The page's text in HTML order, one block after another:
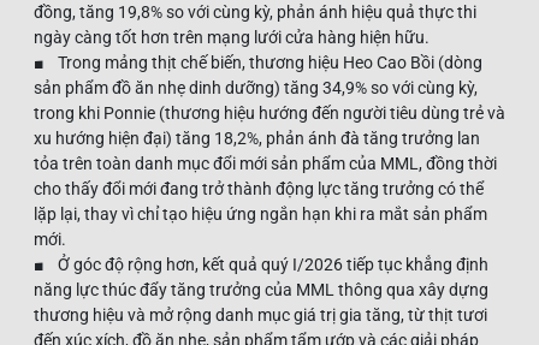
đồng, tăng 19,8% so với cùng kỳ, phản ánh hiệu quả thực thi
ngày càng tốt hơn trên mạng lưới cửa hàng hiện hữu.
■ Trong mảng thịt chế biến, thương hiệu Heo Cao Bồi (dòng
sản phẩm đồ ăn nhẹ dinh dưỡng) tăng 34,9% so với cùng kỳ,
trong khi Ponnie (thương hiệu hướng đến người tiêu dùng trẻ và
xu hướng hiện đại) tăng 18,2%, phản ánh đà tăng trưởng lan
tỏa trên toàn danh mục đổi mới sản phẩm của MML, đồng thời
cho thấy đổi mới đang trở thành động lực tăng trưởng có thể
lặp lại, thay vì chỉ tạo hiệu ứng ngắn hạn khi ra mắt sản phẩm
mới.
■ Ở góc độ rộng hơn, kết quả quý I/2026 tiếp tục khẳng định
năng lực thúc đẩy tăng trưởng của MML thông qua xây dựng
thương hiệu và mở rộng danh mục giá trị gia tăng, từ thịt tươi
đến xúc xích, đồ ăn nhẹ, sản phẩm tẩm ướp và các giải pháp